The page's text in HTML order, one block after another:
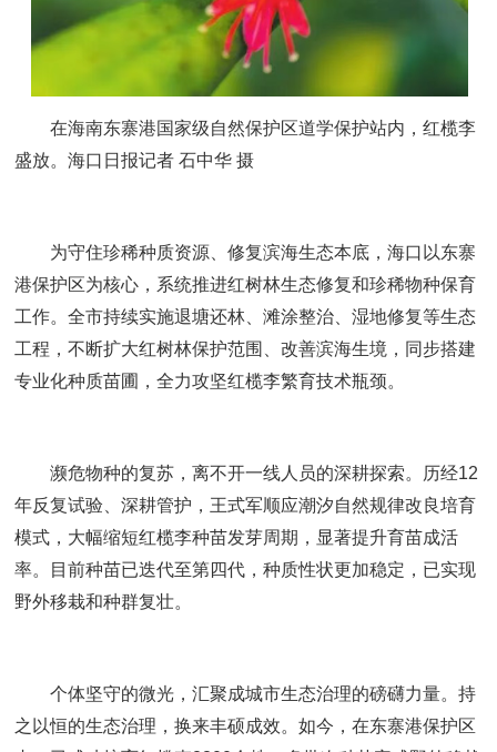
在海南东寨港国家级自然保护区道学保护站内，红榄李
盛放。海口日报记者 石中华 摄
为守住珍稀种质资源、修复滨海生态本底，海口以东寨
港保护区为核心，系统推进红树林生态修复和珍稀物种保育
工作。全市持续实施退塘还林、滩涂整治、湿地修复等生态
工程，不断扩大红树林保护范围、改善滨海生境，同步搭建
专业化种质苗圃，全力攻坚红榄李繁育技术瓶颈。
濒危物种的复苏，离不开一线人员的深耕探索。历经12
年反复试验、深耕管护，王式军顺应潮汐自然规律改良培育
模式，大幅缩短红榄李种苗发芽周期，显著提升育苗成活
率。目前种苗已迭代至第四代，种质性状更加稳定，已实现
野外移栽和种群复壮。
个体坚守的微光，汇聚成城市生态治理的磅礴力量。持
之以恒的生态治理，换来丰硕成效。如今，在东寨港保护区